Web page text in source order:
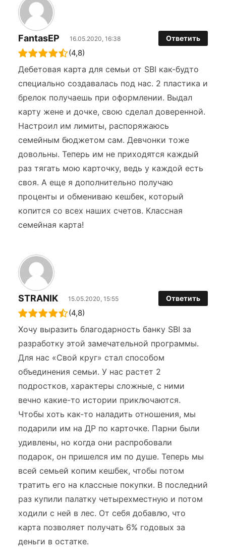
FantasЕР 16.05.2020, 16:38 Ответить
(4,8)
Дебетовая карта для семьи от SBI как-будто
специально создавалась под нас. 2 пластика и
брелок получаешь при оформлении. Выдал
карту жене и дочке, свою сделал доверенной.
Настроил им лимиты, распоряжаюсь
семейным бюджетом сам. Девчонки тоже
довольны. Теперь им не приходятся каждый
раз тягать мою карточку, ведь у каждой есть
своя. А еще я дополнительно получаю
проценты и обмениваю кешбек, который
копится со всех наших счетов. Классная
семейная карта!
STRANIK 15.05.2020, 15:55 Ответить
(4,8)
Хочу выразить благодарность банку SBI за
разработку этой замечательной программы.
Для нас «Свой круг» стал способом
объединения семьи. У нас растет 2
подростков, характеры сложные, с ними
вечно какие-то истории приключаются.
Чтобы хоть как-то наладить отношения, мы
подарили им на ДР по карточке. Парни были
удивлены, но когда они распробовали
подарок, он пришелся им по душе. Теперь мы
всей семьей копим кешбек, чтобы потом
тратить его на классные покупки. В последний
раз купили палатку четырехместную и потом
ходили с ней в лес. От себя добавлю, что
карта позволяет получать 6% годовых за
деньги в остатке.